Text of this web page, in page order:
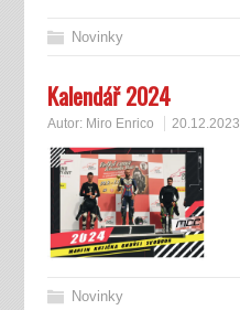
Novinky
Kalendář 2024
Autor: Miro Enrico 20.12.2023
Novinky